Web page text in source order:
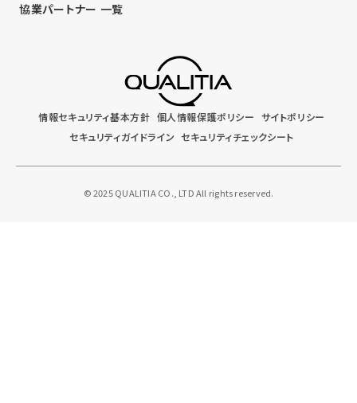
協業パートナー 一覧
情報セキュリティ基本方針 個人情報保護ポリシー サイトポリシー
セキュリティガイドライン セキュリティチェックシート
© 2025 QUALITIA CO., LTD All rights reserved.